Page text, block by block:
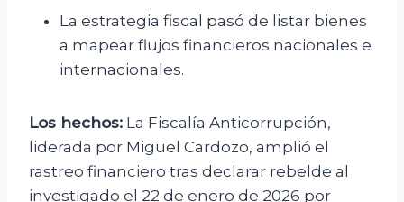
La estrategia fiscal pasó de listar bienes
a mapear flujos financieros nacionales e
internacionales.
Los hechos: La Fiscalía Anticorrupción,
liderada por Miguel Cardozo, amplió el
rastreo financiero tras declarar rebelde al
investigado el 22 de enero de 2026 por